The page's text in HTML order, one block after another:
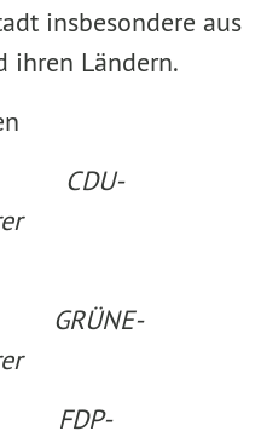
insbesondere aus
ihren Ländern.
CDU-
FDP-